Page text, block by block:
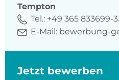
Tempton
Tel.: +49 365 833699-
E-Mail: bewerbung-
Jetzt bewerben